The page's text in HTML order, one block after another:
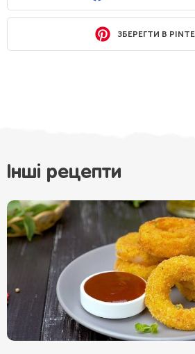
ЗБЕРЕГТИ В
Інші рецепти